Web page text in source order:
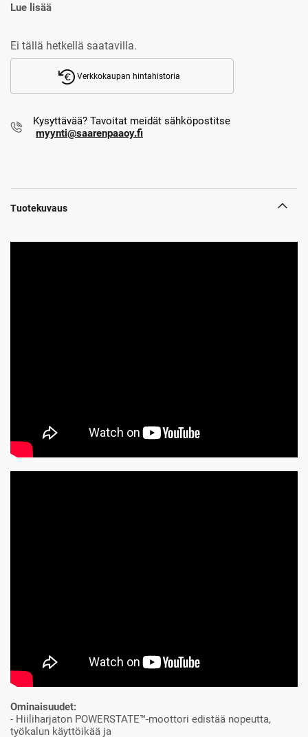
Lue lisää
Ei tällä hetkellä saatavilla.
Verkkokaupan hintahistoria
Kysyttävää? Tavoitat meidät sähköpostitse
myynti@saarenpaaoy.fi
Tuotekuvaus
Ominaisuudet:
- Hiiliharjaton POWERSTATE™-moottori edistää nopeutta,
työkalun käyttöikää ja